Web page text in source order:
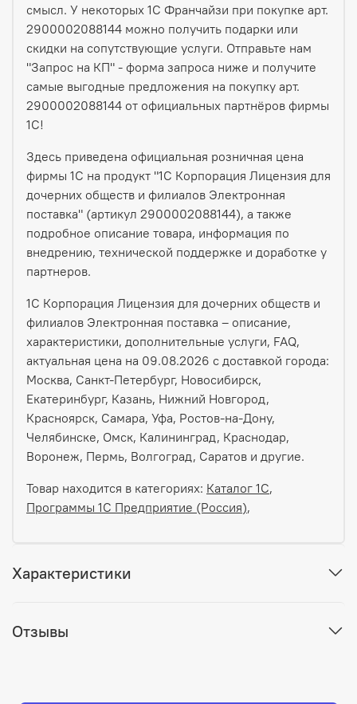
смысл. У некоторых 1С Франчайзи при покупке арт.
2900002088144 можно получить подарки или
скидки на сопутствующие услуги. Отправьте нам
"Запрос на КП" - форма запроса ниже и получите
самые выгодные предложения на покупку арт.
2900002088144 от официальных партнёров фирмы
1С!
Здесь приведена официальная розничная цена
фирмы 1С на продукт "1С Корпорация Лицензия для
дочерних обществ и филиалов Электронная
поставка" (артикул 2900002088144), а также
подробное описание товара, информация по
внедрению, технической поддержке и доработке у
партнеров.
1С Корпорация Лицензия для дочерних обществ и
филиалов Электронная поставка – описание,
характеристики, дополнительные услуги, FAQ,
актуальная цена на 09.08.2026 с доставкой города:
Москва, Санкт-Петербург, Новосибирск,
Екатеринбург, Казань, Нижний Новгород,
Красноярск, Самара, Уфа, Ростов-на-Дону,
Челябинске, Омск, Калининград, Краснодар,
Воронеж, Пермь, Волгоград, Саратов и другие.
Товар находится в категориях: Каталог 1С,
Программы 1С Предприятие (Россия),
Характеристики
Отзывы